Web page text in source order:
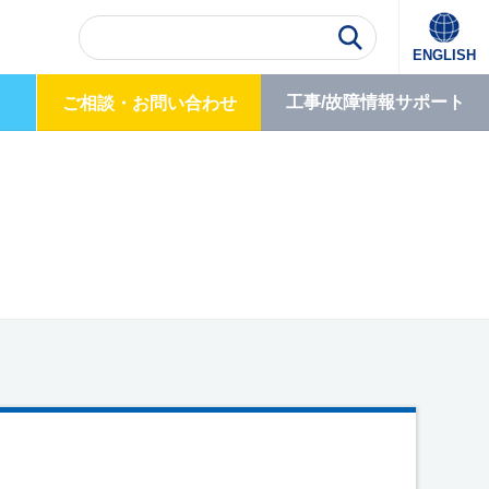
ENGLISH
ご相談・ お問い合わせ 工事/故障情報サポート